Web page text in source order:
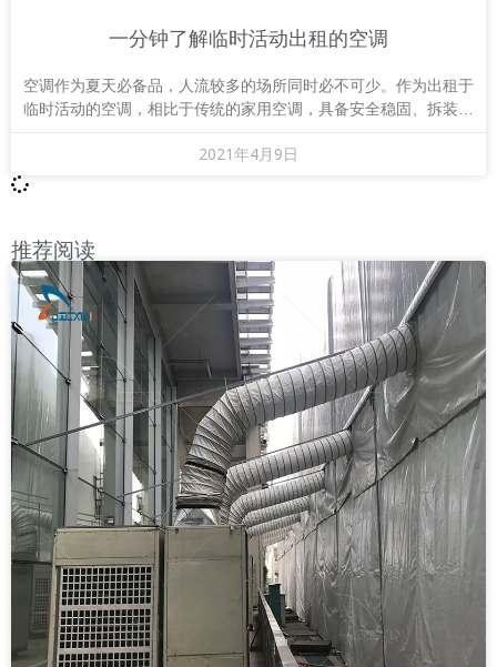
一分钟了解临时活动出租的空调
空调作为夏天必备品，人流较多的场所同时必不可少。作为出租于
临时活动的空调，相比于传统的家用空调，具备安全稳固、拆装便
2021年4月9日
推荐阅读